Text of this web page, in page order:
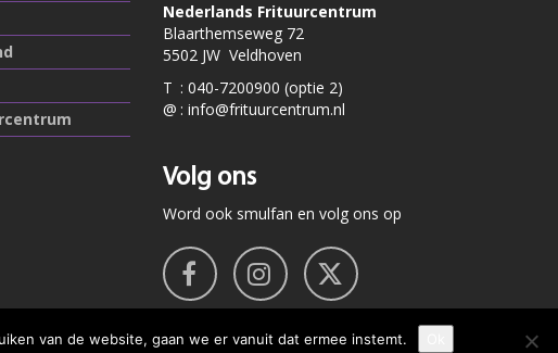
Nederlands Frituurcentrum
Blaarthemseweg 72
5502 JW Veldhoven
T : 040-7200900 (optie 2)
@ : info@frituurcentrum.nl
Volg ons
Word ook smulfan en volg ons op
van de website, gaan we er vanuit dat ermee instemt.